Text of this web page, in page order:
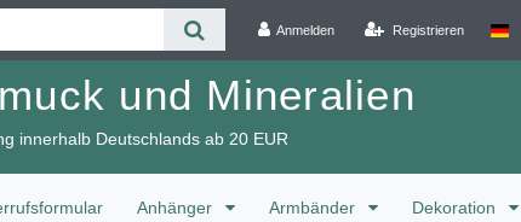
Anmelden Registrieren
und Mineralien
innerhalb Deutschlands ab 20 EUR
Anhänger Armbänder Dekoration